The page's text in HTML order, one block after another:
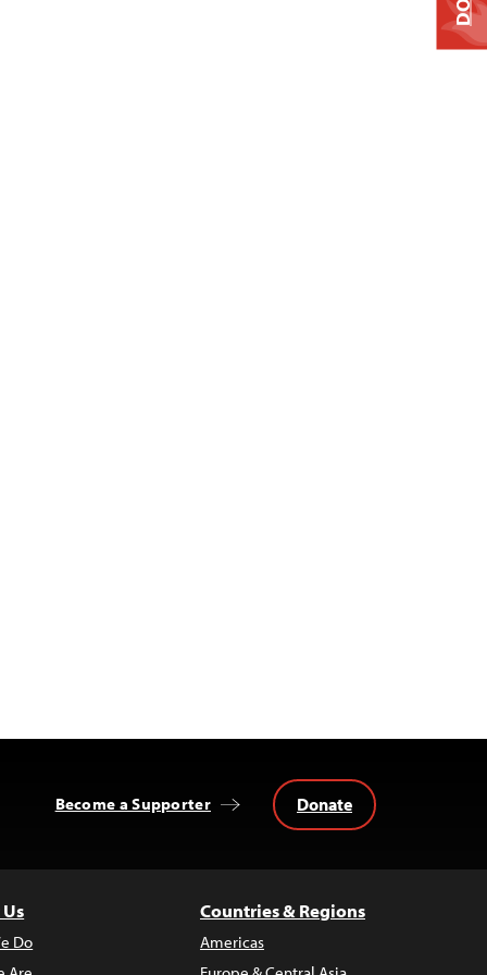
Become a Supporter Donate
Do
Countries & Regions
Americas